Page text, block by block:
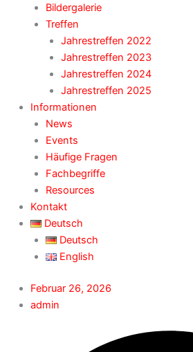
Bildergalerie
Treffen
Jahrestreffen 2022
Jahrestreffen 2023
Jahrestreffen 2024
Jahrestreffen 2025
Informationen
News
Events
Häufige Fragen
Fachbegriffe
Resources
Kontakt
Deutsch
Deutsch
English
Februar 26, 2026
admin